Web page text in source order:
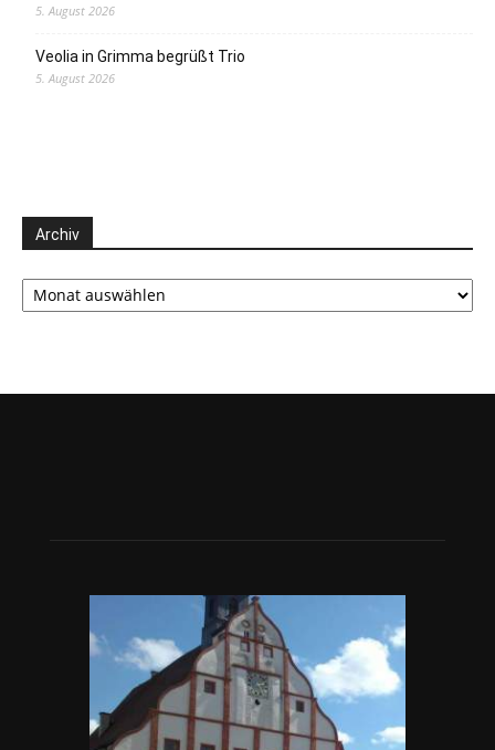
5. August 2026
Veolia in Grimma begrüßt Trio
5. August 2026
Archiv
Archiv